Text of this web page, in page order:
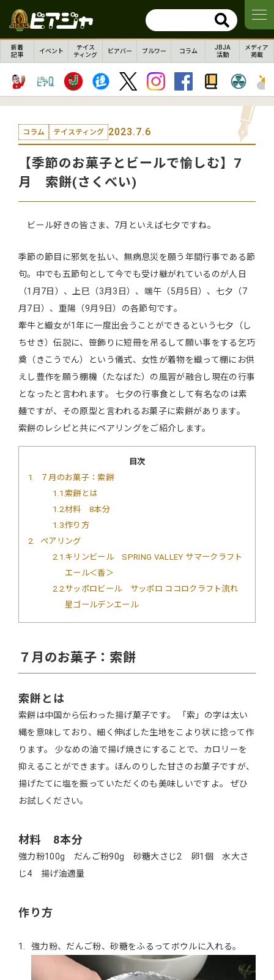
新着
記事
イベント
テイス
ティング
ビアバー ブルワー コラム
JBJA
活動
メディア
掲載
コラム テイスティング 2023.7.6
【季節のお菓子とビールで愉しむ】7
月 索餅(さくべい)
ビール好きの皆さま、7月といえば七夕ですね。
季節の節目に邪気を払い、無病息災を願う年間行事である節
句。中でも五節句として今でも受け継がれているのが人日
（1月7日）、上巳（3月3日）、端午（5月5日）、七夕（7
月7日）、重陽（9月9日）の各節句です。
牽牛と織女が1年に一度出会うことができるという七夕（し
ちせき）伝説に、笹飾りに短冊を吊るして願い事をする乞巧
奠（きこうでん）という儀式、女性が着物を織って棚にお供
えし豊作を願う棚機（たなばた）の風習が融合し現在の行事
となったと言われます。 七夕の行事食として有名なのは素
麺ですが、その原型と言われるお菓子に索餅があります。
索餅のレシピと共にペアリングをご紹介します。
目次
1
７月のお菓子：索餅
1.1 索餅とは
1.2材料 8本分
1.3作り方
2
ペアリング
2.1 キリンビール SPRING VALLEY サマークラフト
エール＜香＞
2.2サッポロビール サッポロ ココロクラフト流れ
星ゴールデンエール
７月のお菓子：索餅
索餅とは
索餅は中国から伝わった揚げ菓子です。 「索」の字は太い
縄を意味しており、細く伸ばした生地をこより状に捻って作
ります。 少なめの油で揚げ焼きにすることで、カロリーを
抑えることができます。ほんのりした甘さのお菓子ですが、
揚げたてに塩を振っていただくのも美味しいですよ。 ぜひ
お試しください。
材料 8本分
強力粉100g だんご粉90g 砂糖大さじ2 卵1個 水大さ
じ4 揚げ油適量
作り方
強力粉、だんご粉、砂糖をふるってボウルに入れる。